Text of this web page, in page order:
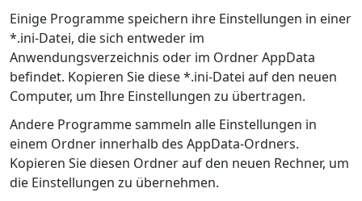
Einige Programme speichern ihre Einstellungen in einer
*.ini-Datei, die sich entweder im
Anwendungsverzeichnis oder im Ordner AppData
befindet. Kopieren Sie diese *.ini-Datei auf den neuen
Computer, um Ihre Einstellungen zu übertragen.
Andere Programme sammeln alle Einstellungen in
einem Ordner innerhalb des AppData-Ordners.
Kopieren Sie diesen Ordner auf den neuen Rechner, um
die Einstellungen zu übernehmen.